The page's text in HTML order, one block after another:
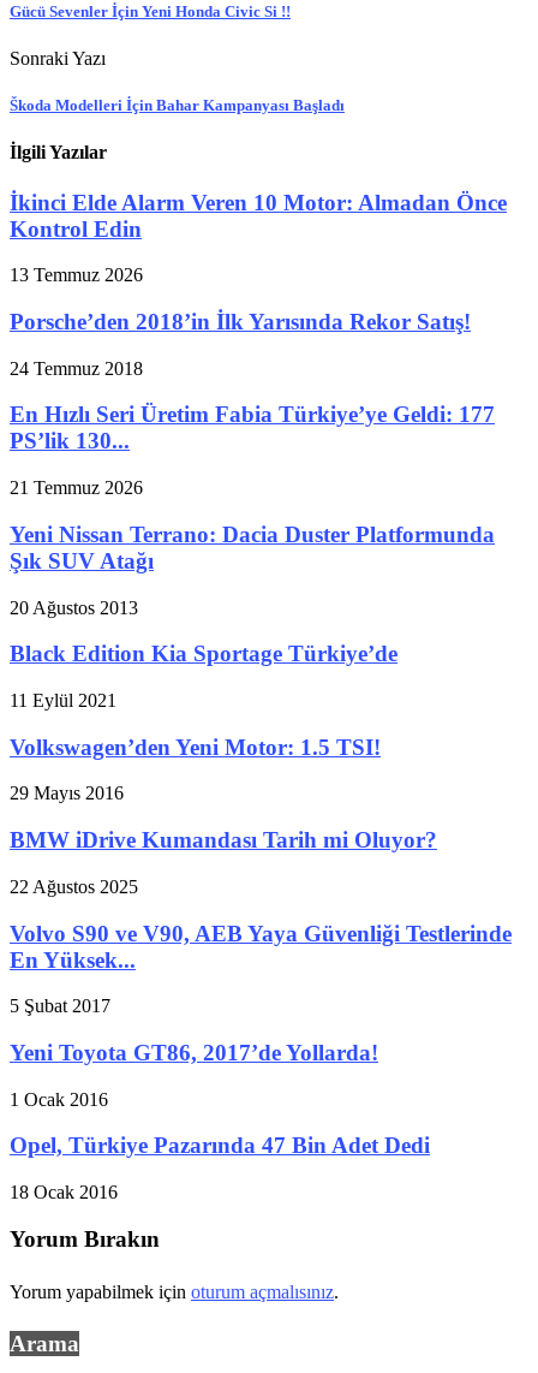
Gücü Sevenler İçin Yeni Honda Civic Si !!
Sonraki Yazı
Škoda Modelleri İçin Bahar Kampanyası Başladı
İlgili Yazılar
İkinci Elde Alarm Veren 10 Motor: Almadan Önce
Kontrol Edin
13 Temmuz 2026
Porsche’den 2018’in İlk Yarısında Rekor Satış!
24 Temmuz 2018
En Hızlı Seri Üretim Fabia Türkiye’ye Geldi: 177
PS’lik 130...
21 Temmuz 2026
Yeni Nissan Terrano: Dacia Duster Platformunda
Şık SUV Atağı
20 Ağustos 2013
Black Edition Kia Sportage Türkiye’de
11 Eylül 2021
Volkswagen’den Yeni Motor: 1.5 TSI!
29 Mayıs 2016
BMW iDrive Kumandası Tarih mi Oluyor?
22 Ağustos 2025
Volvo S90 ve V90, AEB Yaya Güvenliği Testlerinde
En Yüksek...
5 Şubat 2017
Yeni Toyota GT86, 2017’de Yollarda!
1 Ocak 2016
Opel, Türkiye Pazarında 47 Bin Adet Dedi
18 Ocak 2016
Yorum Bırakın
Yorum yapabilmek için oturum açmalısınız.
Arama